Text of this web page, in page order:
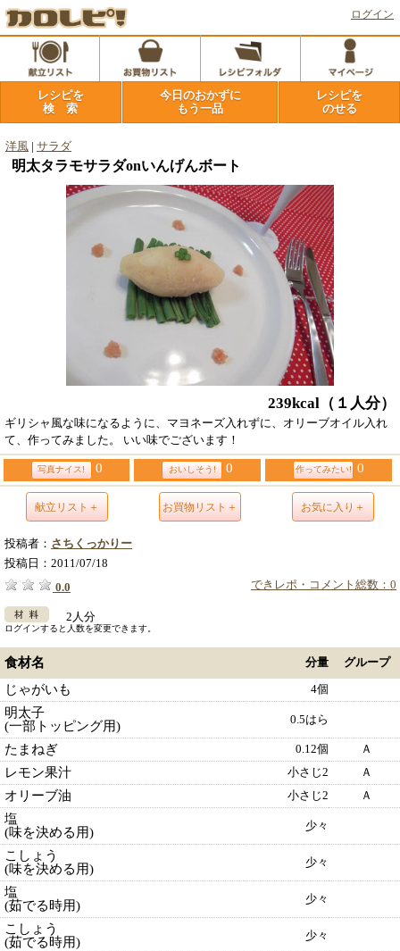
ログイン
レシピを
検 索
今日のおかずに
もう一品
レシピを
のせる
洋風 サラダ
明太タラモサラダonいんげんボート
239kcal （１人分）
ギリシャ風な味になるように、マヨネーズ入れずに、オリーブオイル入れ
て、作ってみました。 いい味でございます！
写真ナイス! 0 おいしそう! 0 作ってみたい! 0
献立リスト＋ お買物リスト＋ お気に入り＋
投稿者： さちくっかりー
投稿日： 2011/07/18
できレポ・コメント総数：0
0.0
2人分
ログインすると人数を変更できます。
食材名 分量 グループ
じゃがいも 4個
明太子
(一部トッピング用)
0.5はら
たまねぎ 0.12個 Ａ
レモン果汁 小さじ2 Ａ
オリーブ油 小さじ2 Ａ
塩
(味を決める用)
少々
こしょう
(味を決める用)
少々
塩
(茹でる時用)
少々
こしょう
(茹でる時用)
少々